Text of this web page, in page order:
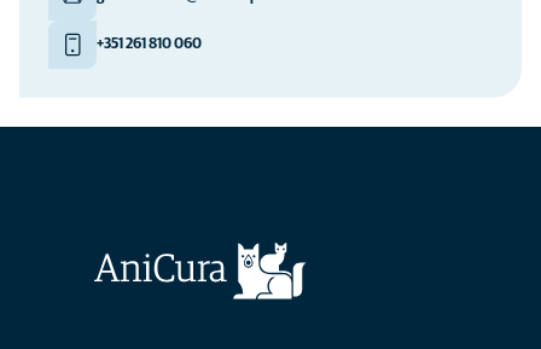
+351 261 810 060